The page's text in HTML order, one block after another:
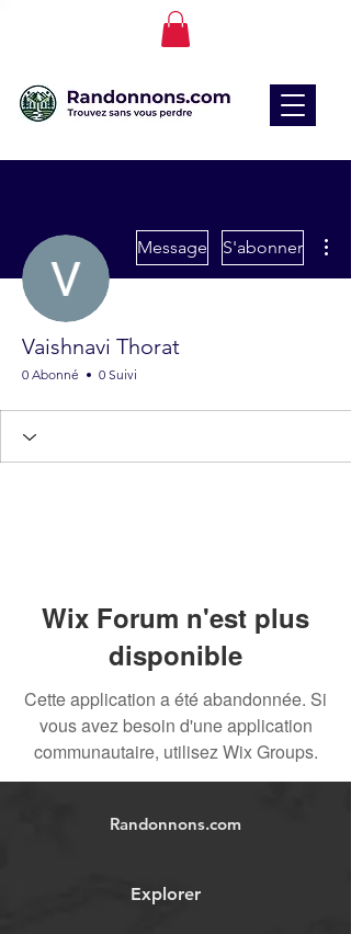
Message S'abonner
Vaishnavi Thorat
0 Abonné 0 Suivi
Wix Forum n'est plus
disponible
Cette application a été abandonnée. Si
vous avez besoin d'une application
communautaire, utilisez Wix Groups.
Randonnons.com
Explorer